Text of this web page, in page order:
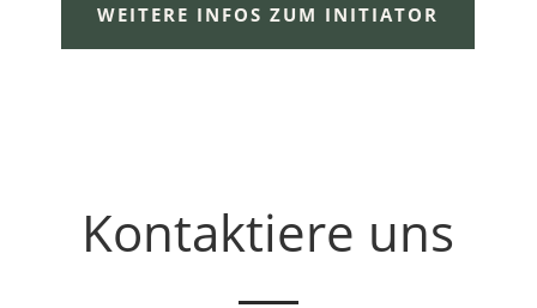
WEITERE INFOS ZUM INITIATOR
Kontaktiere uns